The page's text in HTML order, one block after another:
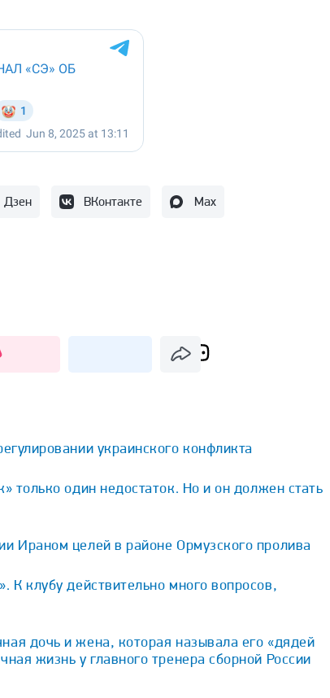
Дзен ВКонтакте Max
украинского конфликта
только один недостаток. Но и он должен стать
Ираном целей в районе Ормузского пролива
К клубу действительно много вопросов,
дочь и жена, которая называла его «дядей
жизнь у главного тренера сборной России